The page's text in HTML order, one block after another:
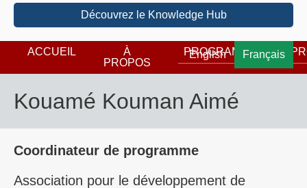
Découvrez le Knowledge Hub
English Français
ACCUEIL
À
PROPOS
PROGRAMMES
Kouamé Kouman Aimé
Coordinateur de programme
Association pour le développement de